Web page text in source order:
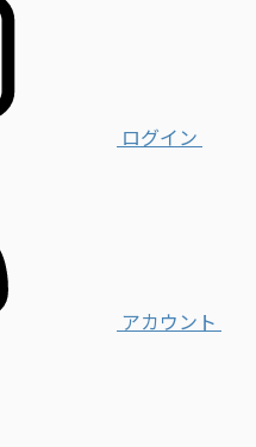
ログイン
アカウント